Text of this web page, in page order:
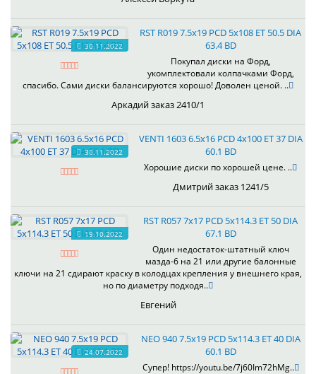
30.11.2022
RST R019 7.5x19 PCD 5x108 ET 50.5 DIA
63.4 BD
Покупал диски на Форд,
укомплектовали колпачками Форд,
спасибо. Сами диски балансируются хорошо! Доволен ценой. ..
Аркадий заказ 2410/1
30.11.2022
VENTI 1603 6.5x16 PCD 4x100 ET 37 DIA
60.1 BD
Хорошие диски по хорошей цене. ..
Дмитрий заказ 1241/5
19.10.2022
RST R057 7x17 PCD 5x114.3 ET 50 DIA
67.1 BD
Один недостаток-штатный ключ
мазда-6 на 21 или другие балонные
ключи на 21 сдирают краску в колодцах крепления у внешнего края,
но по диаметру подходя..
Евгений
24.07.2022
NEO 940 7.5x19 PCD 5x114.3 ET 40 DIA
60.1 BD
Супер! https://youtu.be/7j60Im72hMg..